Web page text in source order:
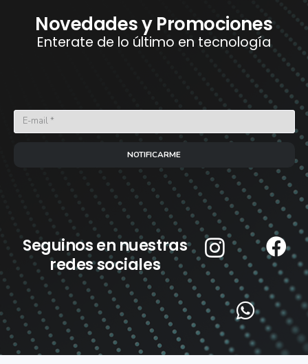
Novedades y Promociones
Enterate de lo último en tecnología
NOTIFICARME
Seguinos en nuestras
redes sociales